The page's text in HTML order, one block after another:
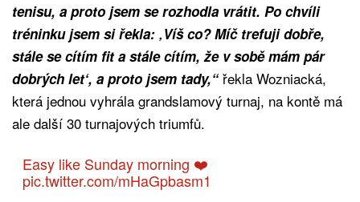
tenisu, a proto jsem se rozhodla vrátit. Po chvíli
tréninku jsem si řekla: ‚Víš co? Míč trefuji dobře,
stále se cítím fit a stále cítím, že v sobě mám pár
dobrých let‘, a proto jsem tady,“řekla Wozniacká,
která jednou vyhrála grandslamový turnaj, na kontě má
ale další 30 turnajových triumfů.
Easy like Sunday morning ❤️
pic.twitter.com/mHaGpbasm1